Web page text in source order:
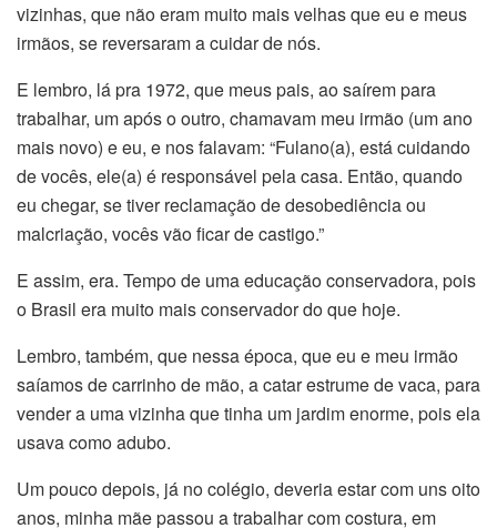
vizinhas, que não eram muito mais velhas que eu e meus
irmãos, se reversaram a cuidar de nós.
E lembro, lá pra 1972, que meus pais, ao saírem para
trabalhar, um após o outro, chamavam meu irmão (um ano
mais novo) e eu, e nos falavam: “Fulano(a), está cuidando
de vocês, ele(a) é responsável pela casa. Então, quando
eu chegar, se tiver reclamação de desobediência ou
malcriação, vocês vão ficar de castigo.”
E assim, era. Tempo de uma educação conservadora, pois
o Brasil era muito mais conservador do que hoje.
Lembro, também, que nessa época, que eu e meu irmão
saíamos de carrinho de mão, a catar estrume de vaca, para
vender a uma vizinha que tinha um jardim enorme, pois ela
usava como adubo.
Um pouco depois, já no colégio, deveria estar com uns oito
anos, minha mãe passou a trabalhar com costura, em